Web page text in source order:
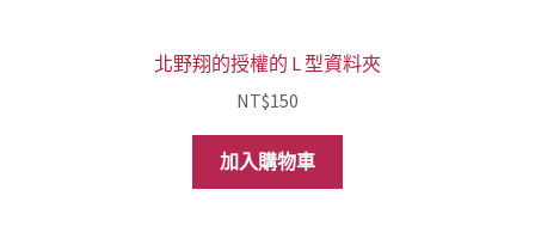
北野翔的授權的 L 型資料夾
NT$150
加入購物車